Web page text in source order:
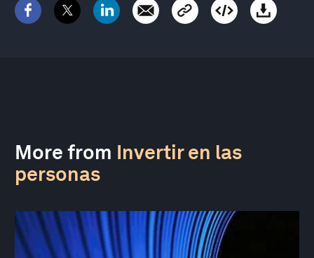
More from Invertir en las
personas